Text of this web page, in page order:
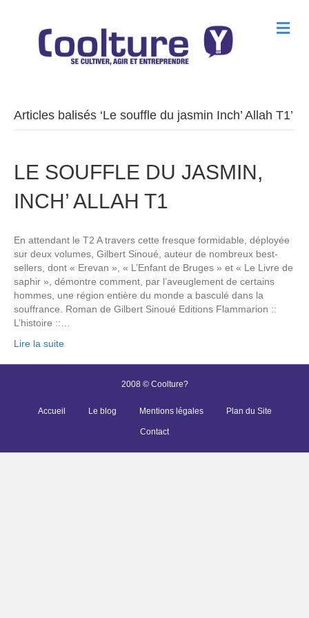
M
e
Articles balisés ‘Le souffle du jasmin Inch’ Allah T1’
LE SOUFFLE DU JASMIN,
INCH’ ALLAH T1
En attendant le T2 A travers cette fresque formidable, déployée
sur deux volumes, Gilbert Sinoué, auteur de nombreux best-
sellers, dont « Erevan », « L’Enfant de Bruges » et « Le Livre de
saphir », démontre comment, par l’aveuglement de certains
hommes, une région entière du monde a basculé dans la
souffrance. Roman de Gilbert Sinoué Editions Flammarion ::
L’histoire ::…
Lire la suite
2008 © Coolture?
Accueil Le blog Mentions légales Plan du Site
Contact